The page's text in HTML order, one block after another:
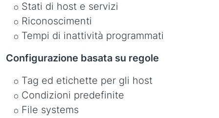
Stati di host e servizi
Riconoscimenti
Tempi di inattività programmati
Configurazione basata su regole
Tag ed etichette per gli host
Condizioni predefinite
File systems